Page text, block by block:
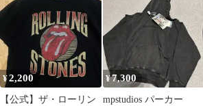
¥2,200
【公式】ザ・ローリン
¥7,300
mpstudios パーカー